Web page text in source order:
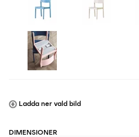
Ladda ner vald bild
DIMENSIONER